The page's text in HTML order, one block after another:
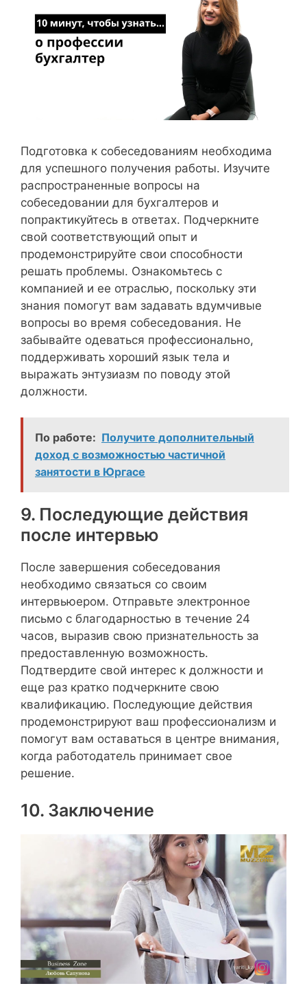
Подготовка к собеседованиям необходима
для успешного получения работы. Изучите
распространенные вопросы на
собеседовании для бухгалтеров и
попрактикуйтесь в ответах. Подчеркните
свой соответствующий опыт и
продемонстрируйте свои способности
решать проблемы. Ознакомьтесь с
компанией и ее отраслью, поскольку эти
знания помогут вам задавать вдумчивые
вопросы во время собеседования. Не
забывайте одеваться профессионально,
поддерживать хороший язык тела и
выражать энтузиазм по поводу этой
должности.
По работе: Получите дополнительный
доход с возможностью частичной
занятости в Юргасе
9. Последующие действия
после интервью
После завершения собеседования
необходимо связаться со своим
интервьюером. Отправьте электронное
письмо с благодарностью в течение 24
часов, выразив свою признательность за
предоставленную возможность.
Подтвердите свой интерес к должности и
еще раз кратко подчеркните свою
квалификацию. Последующие действия
продемонстрируют ваш профессионализм и
помогут вам оставаться в центре внимания,
когда работодатель принимает свое
решение.
10. Заключение